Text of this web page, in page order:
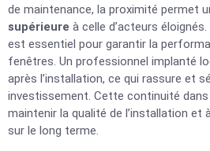
de maintenance, la proximité permet
supérieure à celle d’acteurs
est essentiel pour garantir la
fenêtres. Un professionnel implanté
après l’installation, ce qui rassure et
investissement. Cette continuité
maintenir la qualité de l’installation et
sur le long terme.